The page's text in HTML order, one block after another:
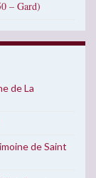
– Gard)
de La
de Saint